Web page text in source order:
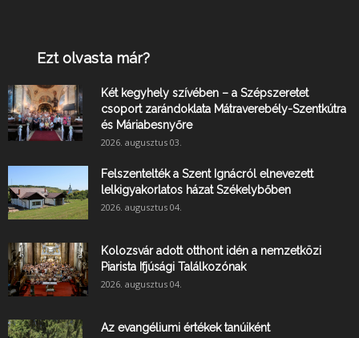
Ezt olvasta már?
Két kegyhely szívében – a Szépszeretet
csoport zarándoklata Mátraverebély-Szentkútra
és Máriabesnyőre
2026. augusztus 03.
Felszentelték a Szent Ignácról elnevezett
lelkigyakorlatos házat Székelybőben
2026. augusztus 04.
Kolozsvár adott otthont idén a nemzetközi
Piarista Ifjúsági Találkozónak
2026. augusztus 04.
Az evangéliumi értékek tanúiként